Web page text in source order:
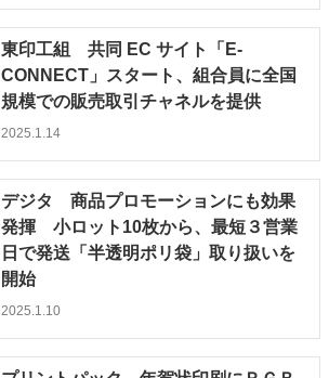
東印工組 共同 EC サイト「E-
CONNECT」スタート、組合員に全国
規模での販売取引チャネルを提供
2025.1.14
デジタ 商品プロモーションにも効果
発揮 小ロット10枚から、最短３営業
日で発送「半透明ポリ袋」取り扱いを
開始
2025.1.10